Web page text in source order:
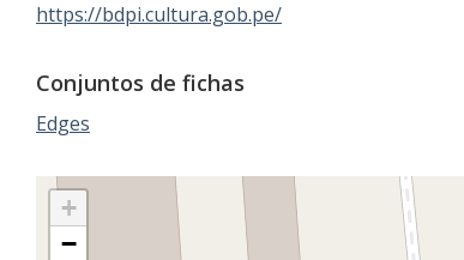
https://bdpi.cultura.gob.pe/
Conjuntos de fichas
Edges
+
−